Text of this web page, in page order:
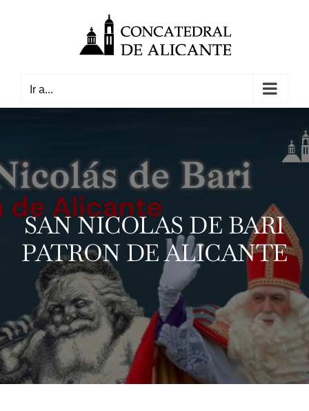
Ir a...
SAN NICOLAS DE BARI
PATRON DE ALICANTE